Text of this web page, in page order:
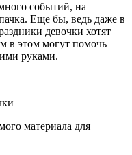
событий, на
Еще бы, ведь даже в
девочки хотят
в этом могут помочь —
руками.
материала для